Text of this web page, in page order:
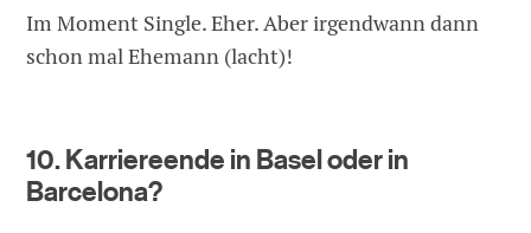
Im Moment Single. Eher. Aber irgendwann dann
schon mal Ehemann (lacht)!
10. Karriereende in Basel oder in
Barcelona?